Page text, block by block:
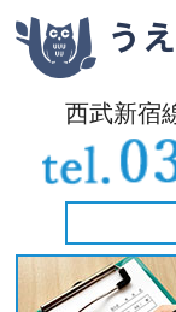
西武新宿